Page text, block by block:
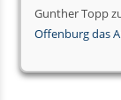
Gunther Topp
Offenburg das